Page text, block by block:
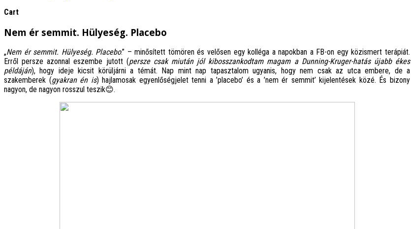
Cart
Nem ér semmit. Hülyeség. Placebo
„Nem ér semmit. Hülyeség. Placebo.” – minősített tömören és velősen egy kolléga a napokban a FB-on egy közismert terápiát.
Erről persze azonnal eszembe jutott (persze csak miután jól kibosszankodtam magam a Dunning-Kruger-hatás újabb ékes
példáján), hogy ideje kicsit körüljárni a témát. Nap mint nap tapasztalom ugyanis, hogy nem csak az utca embere, de a
szakemberek (gyakran én is) hajlamosak egyenlőségjelet tenni a ’placebo’ és a ’nem ér semmit’ kijelentések közé. És bizony
nagyon, de nagyon rosszul teszik😊.